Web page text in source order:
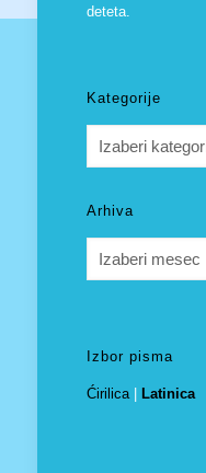
deteta.
Kategorije
Arhiva
Izbor pisma
Ćirilica| Latinica